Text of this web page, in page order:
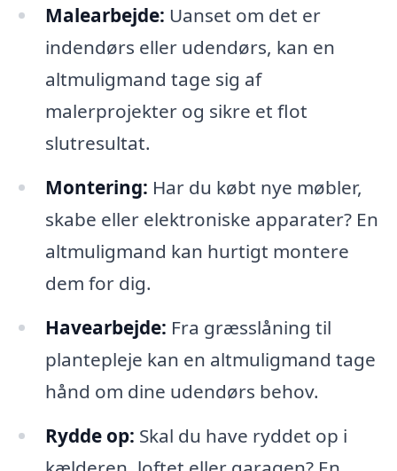
Malearbejde: Uanset om det er
indendørs eller udendørs, kan en
altmuligmand tage sig af
malerprojekter og sikre et flot
slutresultat.
Montering: Har du købt nye møbler,
skabe eller elektroniske apparater? En
altmuligmand kan hurtigt montere
dem for dig.
Havearbejde: Fra græsslåning til
plantepleje kan en altmuligmand tage
hånd om dine udendørs behov.
Rydde op: Skal du have ryddet op i